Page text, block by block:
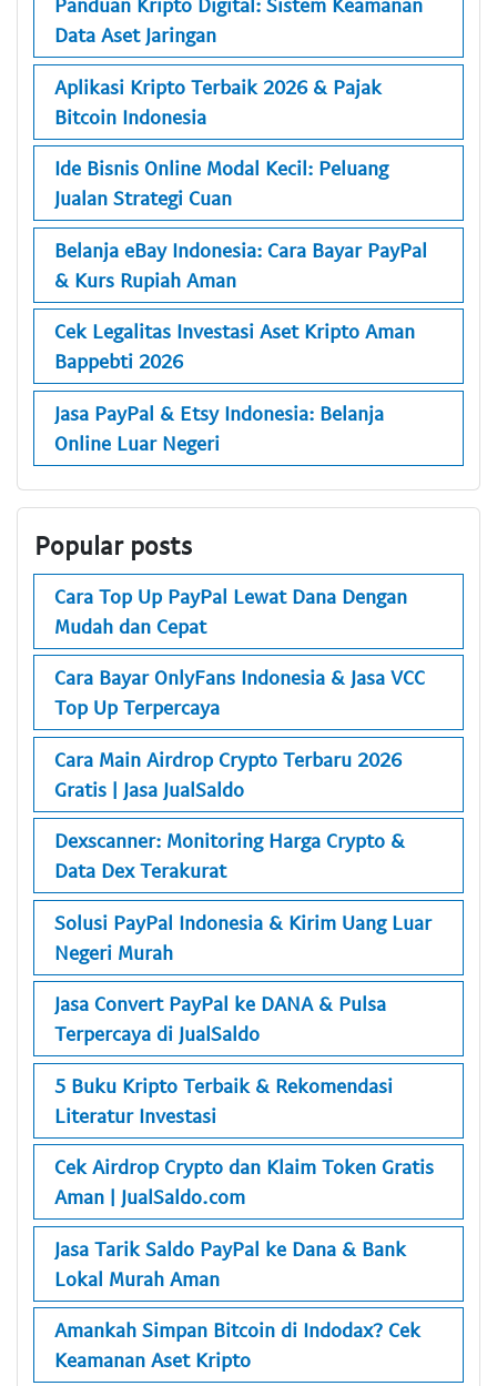
Data Aset Jaringan
Aplikasi Kripto Terbaik 2026 & Pajak
Bitcoin Indonesia
Ide Bisnis Online Modal Kecil: Peluang
Jualan Strategi Cuan
Belanja eBay Indonesia: Cara Bayar PayPal
& Kurs Rupiah Aman
Cek Legalitas Investasi Aset Kripto Aman
Bappebti 2026
Jasa PayPal & Etsy Indonesia: Belanja
Online Luar Negeri
Popular posts
Cara Top Up PayPal Lewat Dana Dengan
Mudah dan Cepat
Cara Bayar OnlyFans Indonesia & Jasa VCC
Top Up Terpercaya
Cara Main Airdrop Crypto Terbaru 2026
Gratis | Jasa JualSaldo
Dexscanner: Monitoring Harga Crypto &
Data Dex Terakurat
Solusi PayPal Indonesia & Kirim Uang Luar
Negeri Murah
Jasa Convert PayPal ke DANA & Pulsa
Terpercaya di JualSaldo
5 Buku Kripto Terbaik & Rekomendasi
Literatur Investasi
Cek Airdrop Crypto dan Klaim Token Gratis
Aman | JualSaldo.com
Jasa Tarik Saldo PayPal ke Dana & Bank
Lokal Murah Aman
Amankah Simpan Bitcoin di Indodax? Cek
Keamanan Aset Kripto